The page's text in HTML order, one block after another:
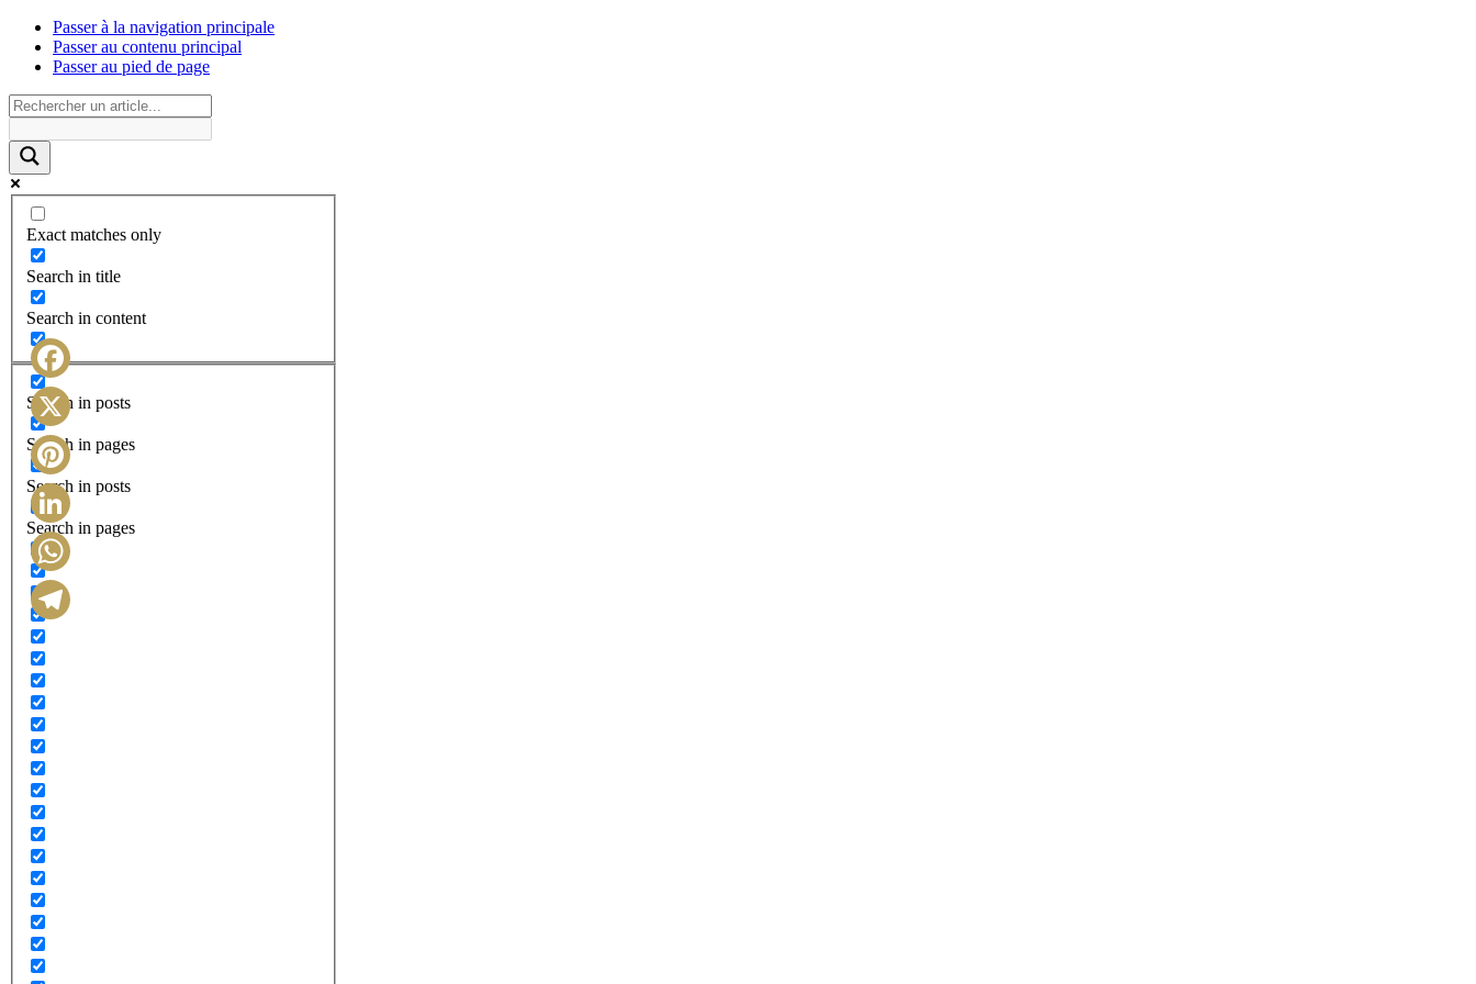
Passer à la navigation principale
Passer au contenu principal
Passer au pied de page
Exact matches only
Search in title
Search in content
Search in posts
Search in pages
Search in posts
Search in pages
Facebook
X
Pinterest
LinkedIn
WhatsApp
Telegram